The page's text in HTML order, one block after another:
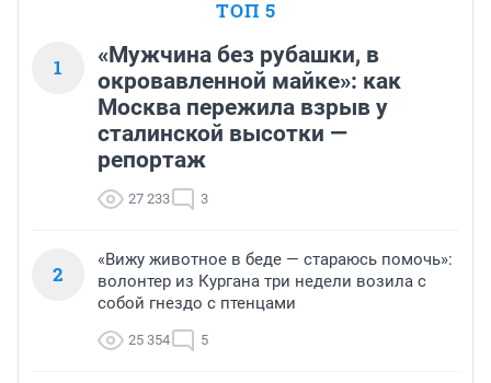
ТОП 5
1
«Мужчина без рубашки, в
окровавленной майке»: как
Москва пережила взрыв у
сталинской высотки —
репортаж
27 233 3
2
«Вижу животное в беде — стараюсь помочь»:
волонтер из Кургана три недели возила с
собой гнездо с птенцами
25 354 5